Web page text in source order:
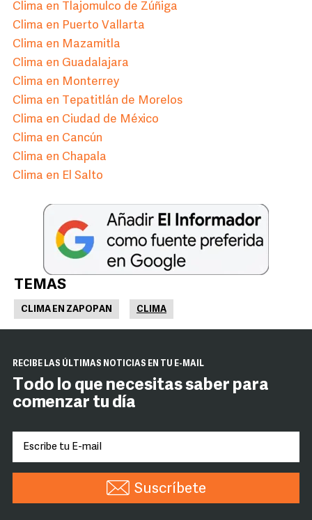
Clima en Tlajomulco de Zúñiga
Clima en Puerto Vallarta
Clima en Mazamitla
Clima en Guadalajara
Clima en Monterrey
Clima en Tepatitlán de Morelos
Clima en Ciudad de México
Clima en Cancún
Clima en Chapala
Clima en El Salto
TEMAS
CLIMA EN ZAPOPAN CLIMA
RECIBE LAS ÚLTIMAS NOTICIAS EN TU E-MAIL
Todo lo que necesitas saber para
comenzar tu día
Suscríbete